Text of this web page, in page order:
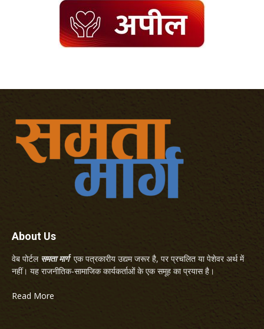
About Us
वेब पोर्टल समता मार्गएक पत्रकारीय उद्यम जरूर है, पर प्रचलित या पेशेवर अर्थ में
नहीं। यह राजनीतिक-सामाजिक कार्यकर्ताओं के एक समूह का प्रयास है।
Read More